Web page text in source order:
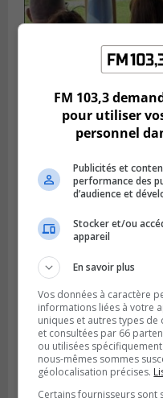
Publié le 14 juillet 2026 à
L’ÉNA de Saint-
forte croissance
BOUCHERVILLE
Publié le 13 juillet 2026 à
Boucherville et le
Planification
FM 103,3
pour utiliser
personnel
Publicités et
performance des
d’audience et
Stocker et/ou
appareil
En savoir plus
Vos données à caractère
informations liées à votre
uniques et autres types
et consultées par 66
ou utilisées
nous-mêmes sommes
géolocalisation précises.
Certains fournisseurs